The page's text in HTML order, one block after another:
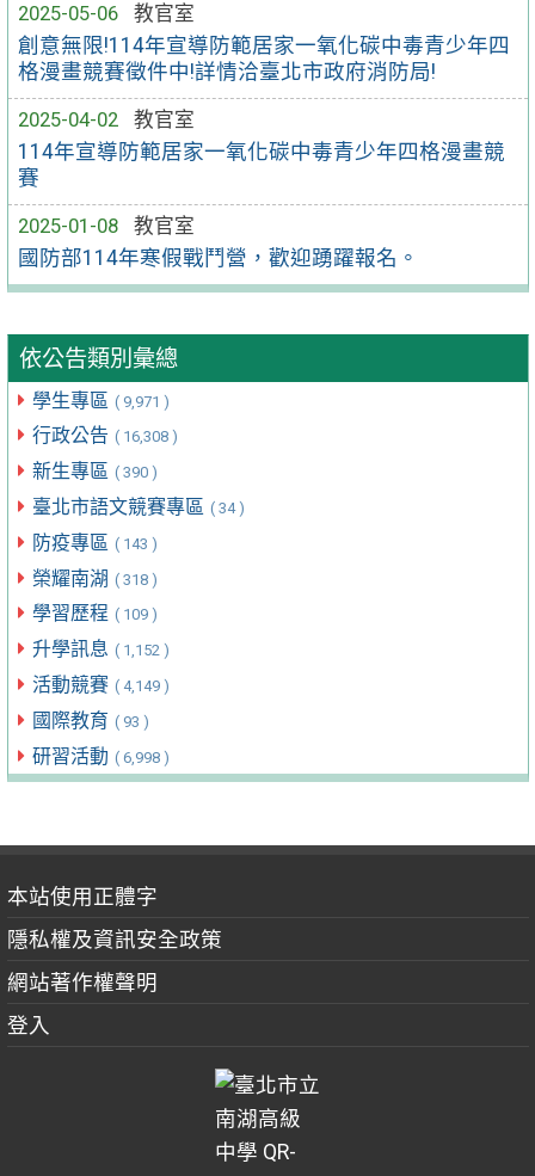
2025-05-06
教官室
創意無限!114年宣導防範居家一氧化碳中毒青少年四
格漫畫競賽徵件中!詳情洽臺北市政府消防局!
2025-04-02
教官室
114年宣導防範居家一氧化碳中毒青少年四格漫畫競
賽
2025-01-08
教官室
國防部114年寒假戰鬥營，歡迎踴躍報名。
依公告類別彙總
學生專區 ( 9,971 )
行政公告 ( 16,308 )
新生專區 ( 390 )
臺北市語文競賽專區 ( 34 )
防疫專區 ( 143 )
榮耀南湖 ( 318 )
學習歷程 ( 109 )
升學訊息 ( 1,152 )
活動競賽 ( 4,149 )
國際教育 ( 93 )
研習活動 ( 6,998 )
本站使用正體字
隱私權及資訊安全政策
網站著作權聲明
登入